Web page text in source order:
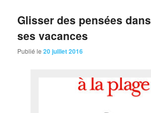
Glisser des pensées dans
ses vacances
Publié le20 juillet 2016